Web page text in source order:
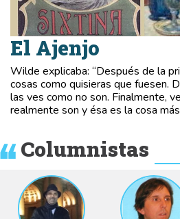
El Ajenjo
Wilde explicaba: “Después de la
cosas como quisieras que fuesen.
las ves como no son. Finalmente,
realmente son y ésa es la cosa
Columnistas